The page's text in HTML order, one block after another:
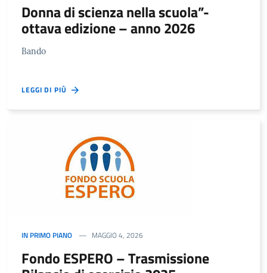
Donna di scienza nella scuola”-
ottava edizione – anno 2026
Bando
LEGGI DI PIÙ
IN PRIMO PIANO MAGGIO 4, 2026
Fondo ESPERO – Trasmissione